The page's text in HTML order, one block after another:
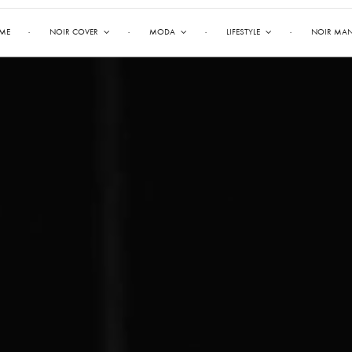
NOIR COVER MODA LIFESTYLE NOIR